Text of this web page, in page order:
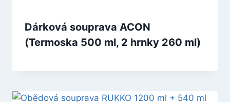
Dárková souprava ACON
(Termoska 500 ml, 2 hrnky 260 ml)